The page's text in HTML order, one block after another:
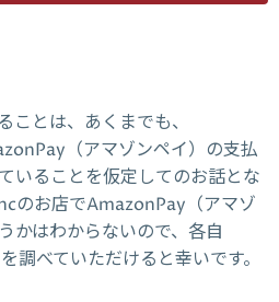
ことは、あくまでも、
（アマゾンペイ）の支払
いることを仮定してのお話とな
のお店でAmazonPay（アマゾ
かはわからないので、各自
調べていただけると幸いです。